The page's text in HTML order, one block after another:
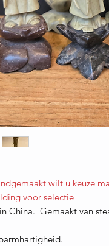
wilt u keuze
voor selectie
China. Gemaakt van